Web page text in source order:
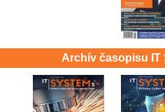
Archív časopisu IT